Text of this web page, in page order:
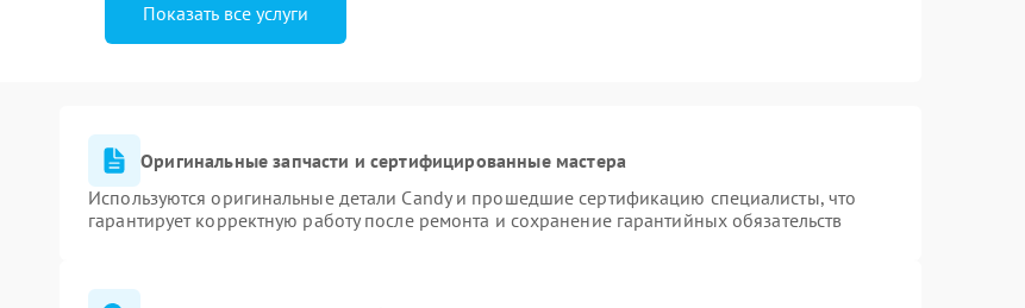
Показать все услуги
Оригинальные запчасти и сертифицированные мастера
Используются оригинальные детали Candy и прошедшие сертификацию специалисты, что
гарантирует корректную работу после ремонта и сохранение гарантийных обязательств